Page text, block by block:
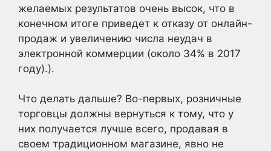
желаемых результатов очень высок, что в
конечном итоге приведет к отказу от онлайн-
продаж и увеличению числа неудач в
электронной коммерции (около 34% в 2017
году).).
Что делать дальше? Во-первых, розничные
торговцы должны вернуться к тому, что у
них получается лучше всего, продавая в
своем традиционном магазине, явно не